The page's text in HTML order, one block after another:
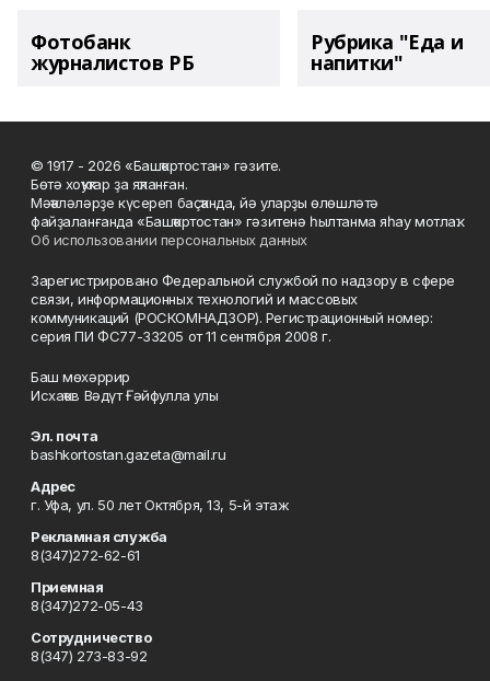
Фотобанк
журналистов РБ
Рубрика "Еда и
напитки"
© 1917 - 2026 «Башҡортостан» гәзите.
Бөтә хоҡуҡтар ҙа яҡланған.
Мәҡәләләрҙе күсереп баҫҡанда, йә уларҙы өлөшләтә
файҙаланғанда «Башҡортостан» гәзитенә һылтанма яһау мотлаҡ.
Об использовании персональных данных
Зарегистрировано Федеральной службой по надзору в сфере
связи, информационных технологий и массовых
коммуникаций (РОСКОМНАДЗОР). Регистрационный номер:
серия ПИ ФС77-33205 от 11 сентября 2008 г.
Баш мөхәррир
Исхаҡов Вәдүт Ғәйфулла улы
Эл. почта
bashkortostan.gazeta@mail.ru
Адрес
г. Уфа, ул. 50 лет Октября, 13, 5-й этаж
Рекламная служба
8(347)272-62-61
Приемная
8(347)272-05-43
Сотрудничество
8(347) 273-83-92